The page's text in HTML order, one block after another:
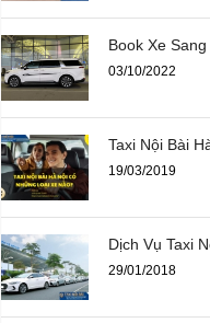
Book Xe
03/10/2022
Taxi Nội Bài
19/03/2019
Dịch Vụ Taxi
29/01/2018